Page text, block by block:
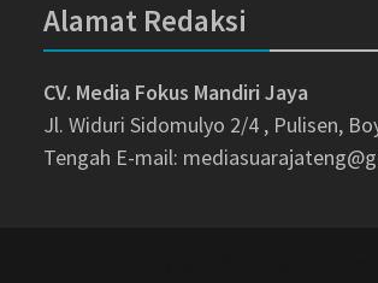
Alamat Redaksi
CV. Media Fokus Mandiri Jaya
Jl. Widuri Sidomulyo 2/4 , Pulisen,
Tengah E-mail: